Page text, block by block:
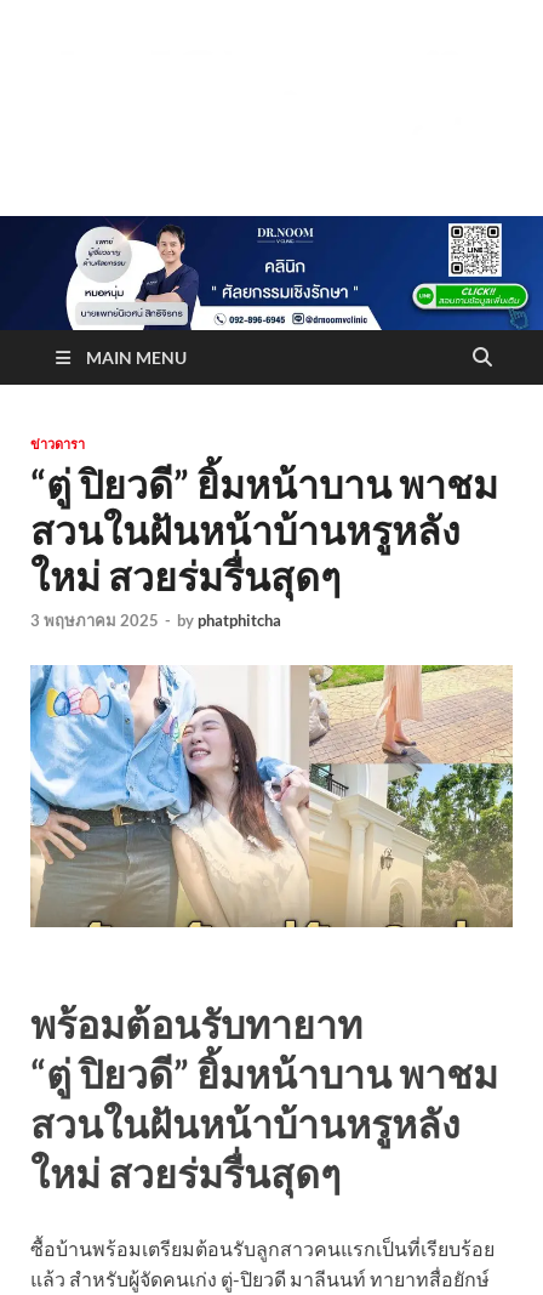
Truststoreonline
MAIN MENU
ข่าวดารา
“ตู่ ปิยวดี” ยิ้มหน้าบาน พาชม
สวนในฝันหน้าบ้านหรูหลัง
ใหม่ สวยร่มรื่นสุดๆ
3 พฤษภาคม 2025 - byphatphitcha
พร้อมต้อนรับทายาท
“ตู่ ปิยวดี” ยิ้มหน้าบาน พาชม
สวนในฝันหน้าบ้านหรูหลัง
ใหม่ สวยร่มรื่นสุดๆ
ซื้อบ้านพร้อมเตรียมต้อนรับลูกสาวคนแรกเป็นที่เรียบร้อย
แล้ว สำหรับผู้จัดคนเก่ง ตู่-ปิยวดี มาลีนนท์ ทายาทสื่อยักษ์